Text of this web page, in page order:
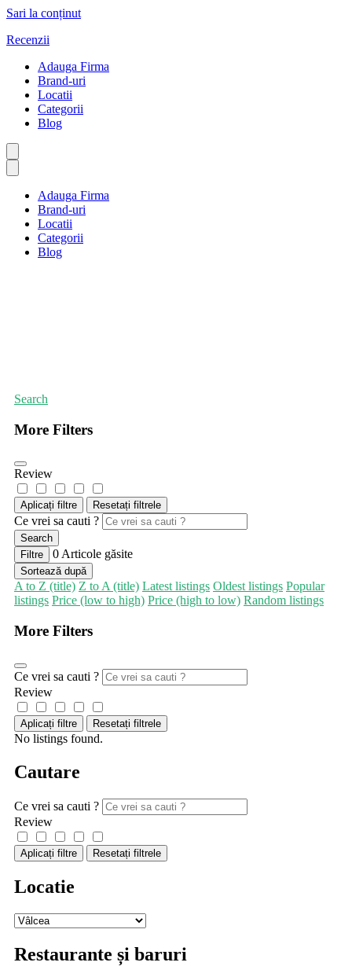
Sari la conținut
Recenzii
Adauga Firma
Brand-uri
Locatii
Categorii
Blog
Adauga Firma
Brand-uri
Locatii
Categorii
Blog
Search
More Filters
Review
Aplicați filtre Resetați filtrele
Ce vrei sa cauti ?
Search
Filtre
0 Articole găsite
Sortează după
A to Z (title) Z to A (title) Latest listings Oldest listings Popular
listings Price (low to high) Price (high to low) Random listings
More Filters
Ce vrei sa cauti ?
Review
Aplicați filtre Resetați filtrele
No listings found.
Cautare
Ce vrei sa cauti ?
Review
Aplicați filtre Resetați filtrele
Locatie
Restaurante și baruri